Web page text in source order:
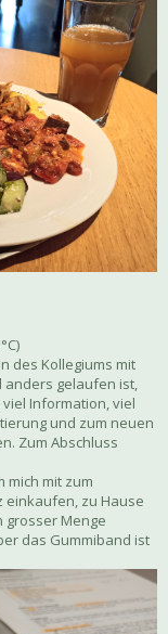
des Kollegiums mit
anders gelaufen ist,
Information, viel
und zum neuen
Zum Abschluss
mich mit zum
einkaufen, zu Hause
grosser Menge
das Gummiband ist